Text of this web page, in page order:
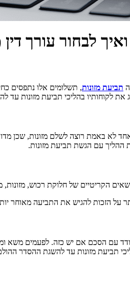
לבחור עורך
תביעת מזונות, תשלומים אלו נתפסים
את לקוחותיו בהליכי תביעת מזונות
לא באמת רוצה לשלם מזונות, שכן
ההליך עם הגשת תביעת מזונות.
הקריטיים של חלוקת רכוש, מזונות,
על הזכות להגיש את התביעה מאוחר
עם הסכם אם יש כזה. לפעמים משא